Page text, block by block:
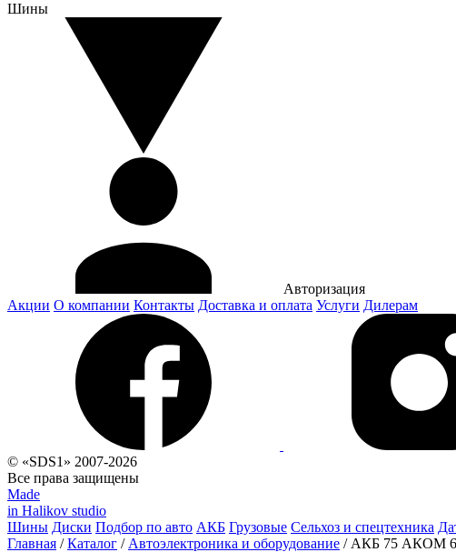
Шины
Авторизация
Акции О компании Контакты Доставка и оплата Услуги Дилерам
© «SDS1» 2007-2026
Все права защищены
Made
in Halikov studio
Шины Диски Подбор по авто АКБ Грузовые Сельхоз и спецтехника
Главная / Каталог / Автоэлектроника и оборудование / АКБ 75 АКОМ